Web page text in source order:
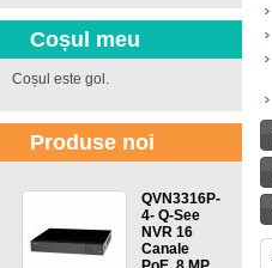
Coșul meu
Coșul este gol.
Produse noi
QVN3316P-
4- Q-See
NVR 16
Canale